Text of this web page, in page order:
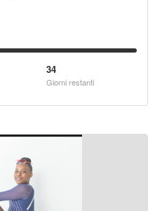
34
Giorni restanti